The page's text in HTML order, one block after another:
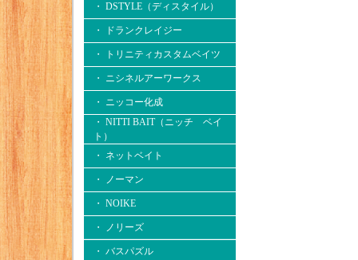
・ DSTYLE（ディスタイル）
・ ドランクレイジー
・ トリニティカスタムベイツ
・ ニシネルアーワークス
・ ニッコー化成
・ NITTI BAIT（ニッチ ベイ
ト）
・ ネットベイト
・ ノーマン
・ NOIKE
・ ノリーズ
・ バスパズル